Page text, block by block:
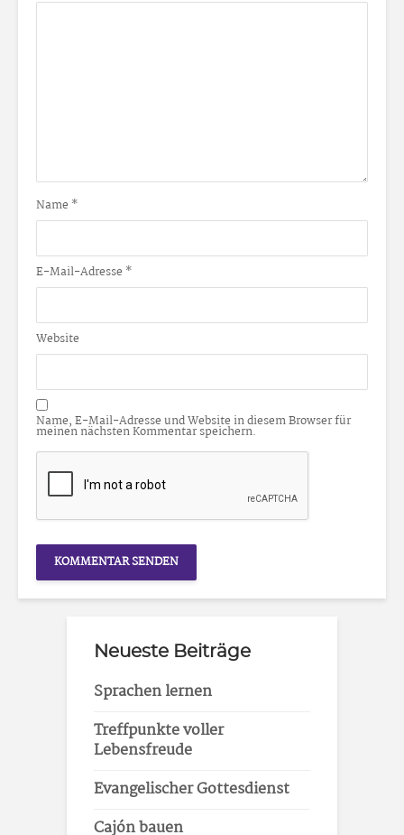
Name *
E-Mail-Adresse *
Website
Name, E-Mail-Adresse und Website in diesem Browser für
meinen nächsten Kommentar speichern.
Neueste Beiträge
Sprachen lernen
Treffpunkte voller
Lebensfreude
Evangelischer Gottesdienst
Cajón bauen